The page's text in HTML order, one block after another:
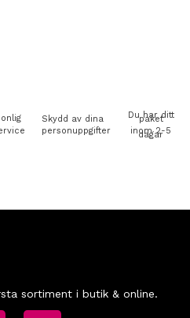
Skydd av dina
personuppgifter
Du har ditt
paket
inom 2-5
dagar
sortiment i butik & online.